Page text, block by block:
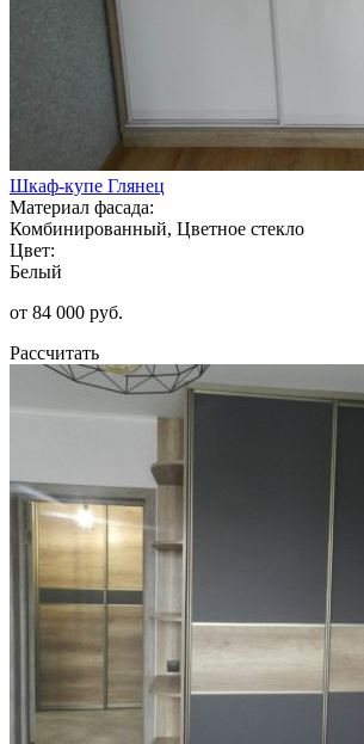
Шкаф-купе Глянец
Материал фасада:
Комбинированный, Цветное стекло
Цвет:
Белый
от 84 000 руб.
Рассчитать